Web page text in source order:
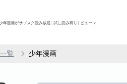
年漫画がサブスク読み放題 | 試し読み有り | ビューン
覧 少年漫画